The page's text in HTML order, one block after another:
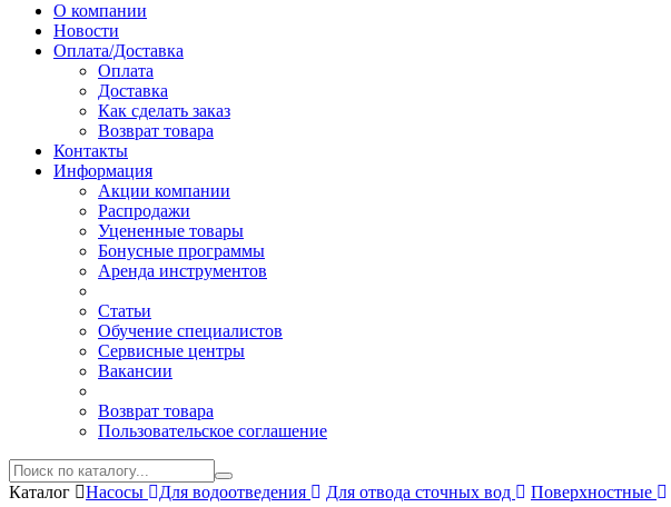
О компании
Новости
Оплата/Доставка
Оплата
Доставка
Как сделать заказ
Возврат товара
Контакты
Информация
Акции компании
Распродажи
Уцененные товары
Бонусные программы
Аренда инструментов
Статьи
Обучение специалистов
Сервисные центры
Вакансии
Возврат товара
Пользовательское соглашение
Каталог Насосы Для водоотведения Для отвода сточных вод Поверхностные